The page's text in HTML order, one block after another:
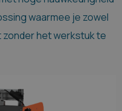
waarmee je zowel
het werkstuk te